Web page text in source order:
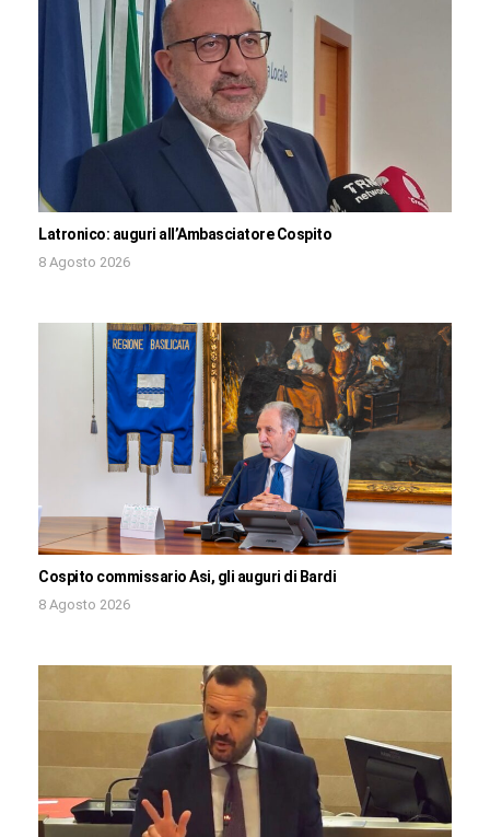
Latronico: auguri all’Ambasciatore Cospito
8 Agosto 2026
Cospito commissario Asi, gli auguri di Bardi
8 Agosto 2026